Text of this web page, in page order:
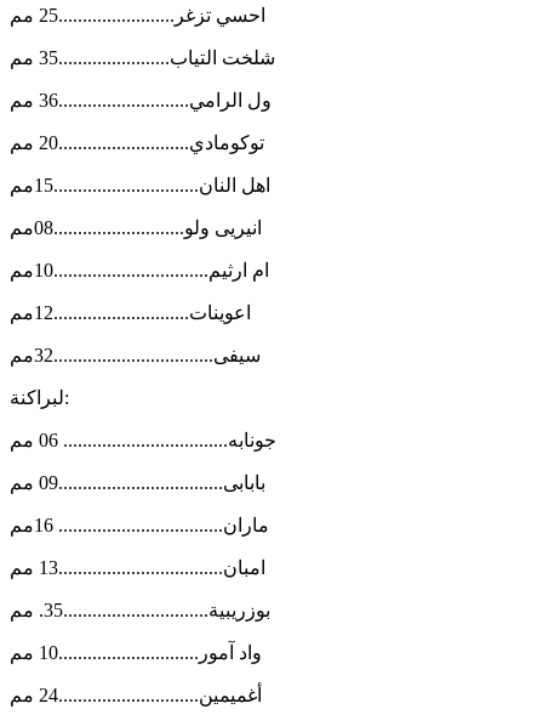
احسي تزغر........................25 مم
شلخت التياب.......................35 مم
ول الرامي...........................36 مم
توكومادي...........................20 مم
اهل النان..............................15مم
انيريى ولو...........................08مم
ام ارثيم................................10مم
اعوينات............................12مم
سيفى.................................32مم
لبراكنة:
جونابه.................................. 06 مم
بابابى..................................09 مم
ماران.................................. 16مم
امبان..................................13 مم
بوزريبية..............................35. مم
واد آمور.............................10 مم
أغميمين.............................24 مم